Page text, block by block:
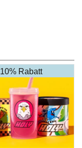
10% Rabatt